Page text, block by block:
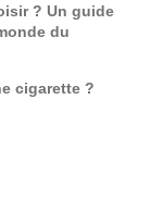
? Un guide
du
cigarette ?